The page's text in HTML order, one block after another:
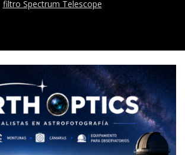
filtro Spectrum Telescope